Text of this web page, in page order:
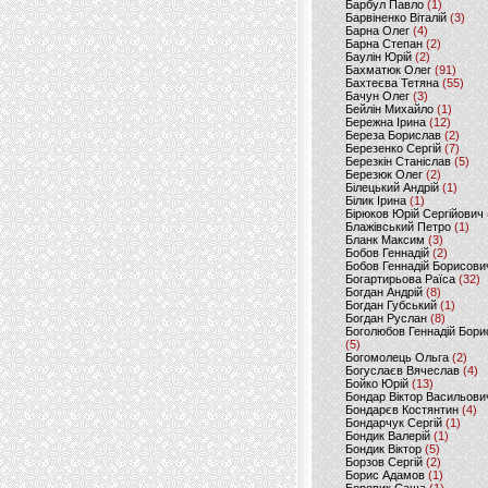
Барбул Павло (1)
Барвіненко Віталій(3)
Барна Олег (4)
Барна Степан (2)
Баулін Юрій (2)
Бахматюк Олег (91)
Бахтеєва Тетяна(55)
Бачун Олег (3)
Бейлін Михайло (1)
Бережна Ірина(12)
Береза Борислав(2)
Березенко Сергій (7)
Березкін Станіслав (5)
Березюк Олег(2)
Білецький Андрій (1)
Білик Ірина (1)
Бірюков Юрій Сергійович
Блажівський Петро (1)
Бланк Максим(3)
Бобов Геннадій (2)
Бобов Геннадій
Богартирьова Раїса (32)
Богдан Андрій(8)
Богдан Губський (1)
Богдан Руслан(8)
Боголюбов Геннадій
(5)
Богомолець Ольга (2)
Богуслаєв Вячеслав (4)
Бойко Юрій (13)
Бондар Віктор
Бондарєв Костянтин (4)
Бондарчук Сергій(1)
Бондик Валерій (1)
Бондик Віктор(5)
Борзов Сергiй (2)
Борис Адамов(1)